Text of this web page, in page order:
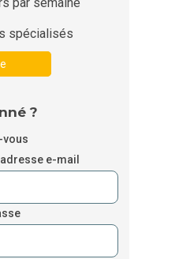
spécialisés
?
vous
e-mail